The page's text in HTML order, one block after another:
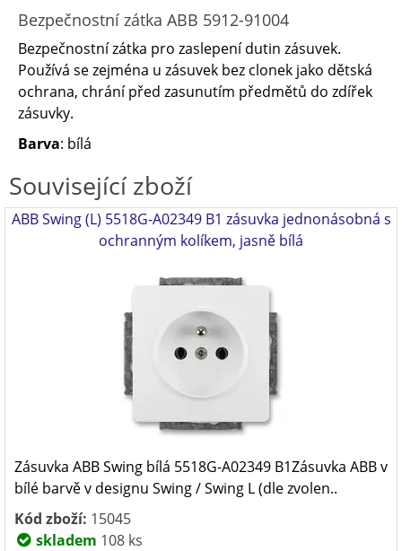
Bezpečnostní zátka ABB 5912-91004
Bezpečnostní zátka pro zaslepení dutin zásuvek.
Používá se zejména u zásuvek bez clonek jako dětská
ochrana, chrání před zasunutím předmětů do zdířek
zásuvky.
Barva: bílá
Související zboží
ABB Swing (L) 5518G-A02349 B1 zásuvka jednonásobná s
ochranným kolíkem, jasně bílá
Zásuvka ABB Swing bílá 5518G-A02349 B1Zásuvka ABB v
bílé barvě v designu Swing / Swing L (dle zvolen..
Kód zboží: 15045
skladem 108 ks